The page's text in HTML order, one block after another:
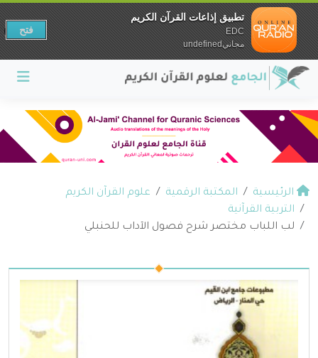
الرئيسية المكتبة الرقمية
علوم القرآن الكريم
التربية القرآنية
لب اللباب مختصر شرح فصول الآداب للحنبلي
تطبيق إذاعات القرآن الكريم
EDC
مجانيundefined
فتح